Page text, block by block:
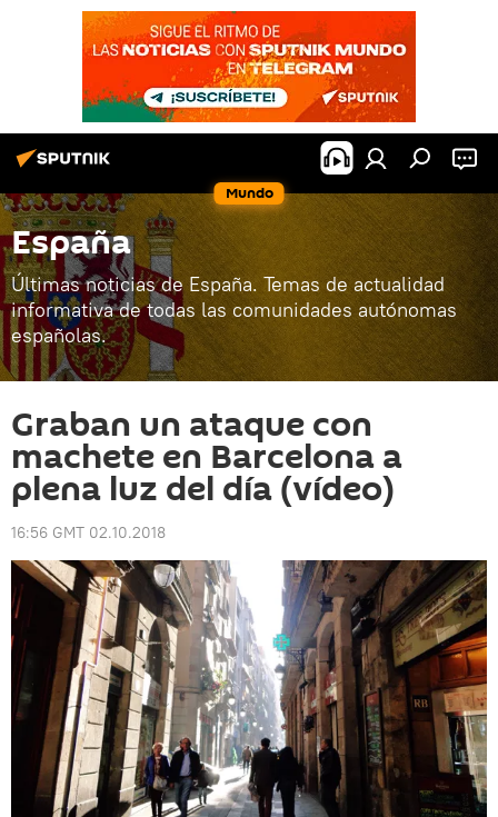
Mundo
España
Últimas noticias de España. Temas de actualidad
informativa de todas las comunidades autónomas
españolas.
Graban un ataque con
machete en Barcelona a
plena luz del día (vídeo)
16:56 GMT 02.10.2018